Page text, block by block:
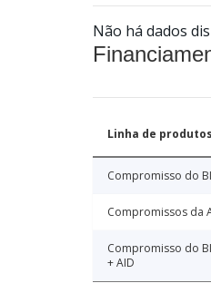
Não há dados
Linha de produtos
Compromisso do
Compromissos da
Compromisso do
+ AID